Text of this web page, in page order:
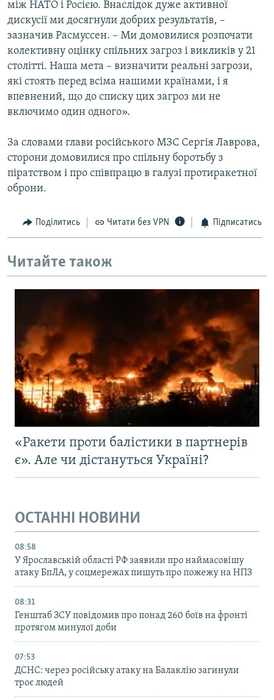
КРИМ РЕАЛІЇ
РУС
УКР
КТАТ
Усі сайти RFE/RL
між НАТО і Росією. Внаслідок дуже активної
дискусії ми досягнули добрих результатів, –
зазначив Расмуссен. – Ми домовилися розпочати
колективну оцінку спільних загроз і викликів у 21
столітті. Наша мета – визначити реальні загрози,
які стоять перед всіма нашими країнами, і я
впевнений, що до списку цих загроз ми не
включимо один одного».
За словами глави російського МЗС Сергія Лаврова,
сторони домовилися про спільну боротьбу з
піратством і про співпрацю в галузі протиракетної
оброни.
Поділитись Читати без VPN Підписатись
Читайте також
«Ракети проти балістики в партнерів
є». Але чи дістануться Україні?
ОСТАННІ НОВИНИ
08:58
У Ярославській області РФ заявили про наймасовішу
атаку БпЛА, у соцмережах пишуть про пожежу на НПЗ
08:31
Генштаб ЗСУ повідомив про понад 260 боїв на фронті
протягом минулої доби
07:53
ДСНС: через російську атаку на Балаклію загинули
троє людей